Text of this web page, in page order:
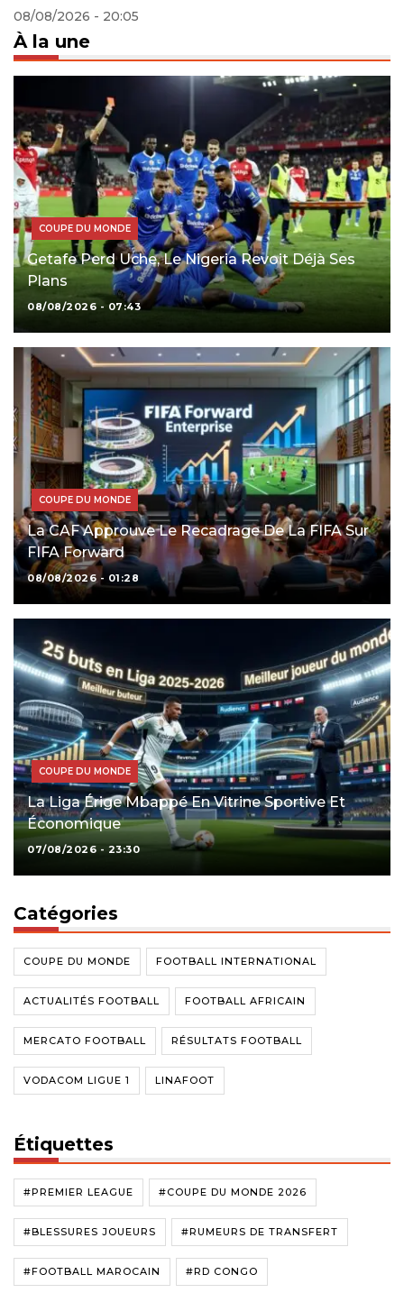
À la une
COUPE DU MONDE
Getafe Perd Uche, Le Nigeria Revoit Déjà Ses
Plans
08/08/2026 - 07:43
COUPE DU MONDE
La CAF Approuve Le Recadrage De La FIFA Sur
FIFA Forward
08/08/2026 - 01:28
COUPE DU MONDE
La Liga Érige Mbappé En Vitrine Sportive Et
Économique
07/08/2026 - 23:30
Catégories
COUPE DU MONDE FOOTBALL INTERNATIONAL
ACTUALITÉS FOOTBALL FOOTBALL AFRICAIN
MERCATO FOOTBALL RÉSULTATS FOOTBALL
VODACOM LIGUE 1 LINAFOOT
Étiquettes
#PREMIER LEAGUE #COUPE DU MONDE 2026
#BLESSURES JOUEURS #RUMEURS DE TRANSFERT
#FOOTBALL MAROCAIN #RD CONGO